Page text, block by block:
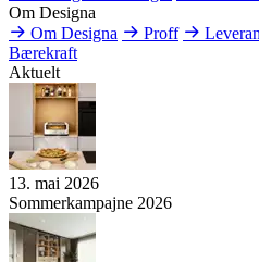
Om Designa
Om Designa
Proff
Bærekraft
Aktuelt
13. mai 2026
Sommerkampajne 2026